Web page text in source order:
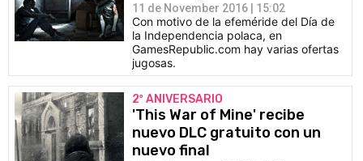
11 de November 2016 | 15:02
Con motivo de la efeméride del Día de
la Independencia polaca, en
GamesRepublic.com hay varias ofertas
jugosas.
2º ANIVERSARIO
'This War of Mine' recibe
nuevo DLC gratuito con un
nuevo final